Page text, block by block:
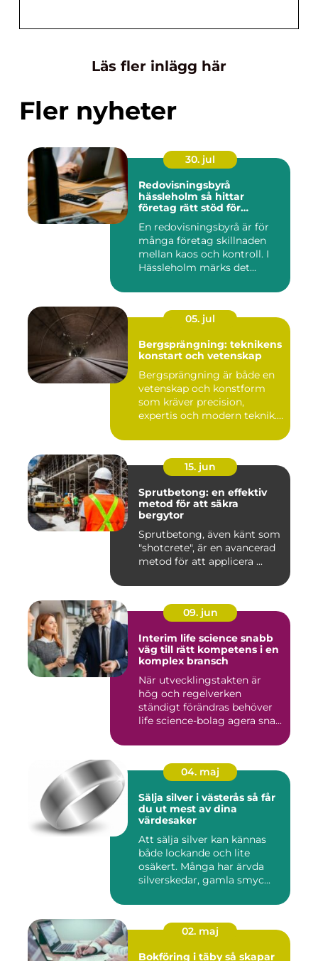
Läs fler inlägg här
Fler nyheter
30. jul
Redovisningsbyrå
hässleholm så hittar
företag rätt stöd för
En redovisningsbyrå är för
många företag skillnaden
mellan kaos och kontroll. I
Hässleholm märks det...
05. jul
Bergsprängning: teknikens
konstart och vetenskap
Bergsprängning är både en
vetenskap och konstform
som kräver precision,
expertis och modern teknik.
15. jun
Sprutbetong: en effektiv
metod för att säkra
bergytor
Sprutbetong, även känt som
"shotcrete", är en avancerad
metod för att applicera ...
09. jun
Interim life science snabb
väg till rätt kompetens i en
komplex bransch
När utvecklingstakten är
hög och regelverken
ständigt förändras behöver
life science-bolag agera sna...
04. maj
Sälja silver i västerås så får
du ut mest av dina
värdesaker
Att sälja silver kan kännas
både lockande och lite
osäkert. Många har ärvda
silverskedar, gamla smyc...
02. maj
Bokföring i täby så skapar